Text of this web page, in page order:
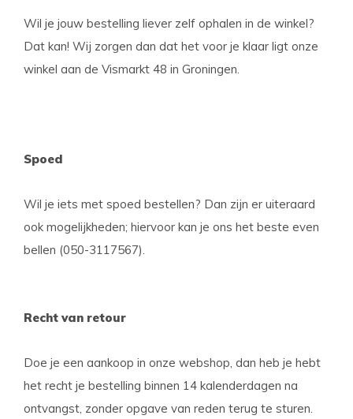
Wil je jouw bestelling liever zelf ophalen in de winkel?
Dat kan! Wij zorgen dan dat het voor je klaar ligt onze
winkel aan de Vismarkt 48 in Groningen.
Spoed
Wil je iets met spoed bestellen? Dan zijn er uiteraard
ook mogelijkheden; hiervoor kan je ons het beste even
bellen (050-3117567).
Recht van retour
Doe je een aankoop in onze webshop, dan heb je hebt
het recht je bestelling binnen 14 kalenderdagen na
ontvangst, zonder opgave van reden terug te sturen.